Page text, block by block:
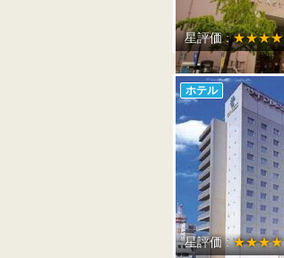
星評価 :★★★★
ホテル
星評価 :★★★★